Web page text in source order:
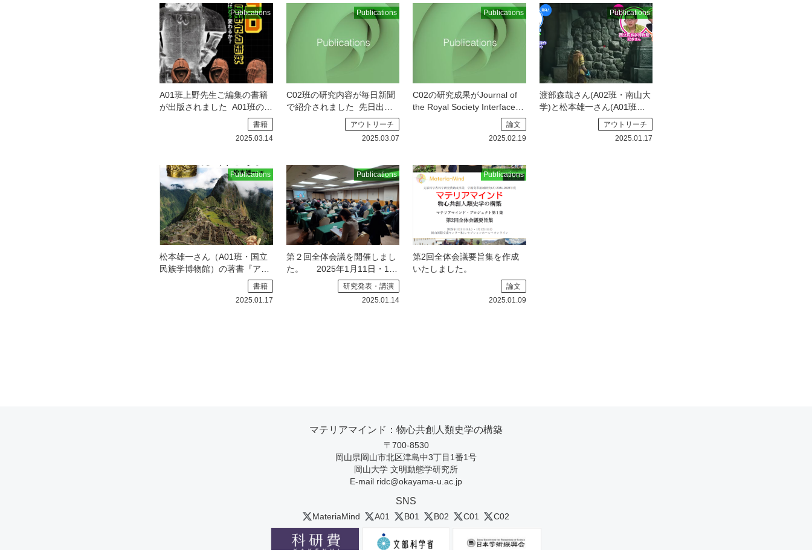
催しました。 詳細は新潟国
際情報大学のウェブサイトを
ご覧ください。
Publications
A01班上野先生ご編集の書籍
が出版されました
A01班の上
野先生が編集され，C02班の
書籍
2025.03.14
Publications
C02班の研究内容が毎日新聞
で紹介されました
先日出版
されたC02の論文について，
毎日新聞で取材していただ
アウトリーチ
2025.03.07
Publications
C02の研究成果がJournal of
the Royal Society Interfaceに
C02班の研
究成果がJournal of the Royal
論文
2025.02.19
Publications
渡部森哉さん(A02班・南山大
学)と松本雄一さん(A01班・
国立民族学博物館)がYoutube
に出演しました。 アンデス
考古学者がゲームの世界で遺
アウトリーチ
2025.01.17
Publications
松本雄一さん（A01班・国立
民族学博物館）の著書『アン
デス文明ガイドブック』が刊
詳細は下
記、新泉社の新刊紹介をご覧
書籍
2025.01.17
Publications
第２回全体会議を開催しまし
た。
2025年1月11日・12
日に、岡山国際交流センター
研究発表・講演
2025.01.14
Publications
第2回全体会議要旨集を作成
いたしました。
論文
2025.01.09
マテリアマインド：物心共創人類史学の構築
〒700-8530
岡山県岡山市北区津島中3丁目1番1号
岡山大学 文明動態学研究所
E-mail ridc@okayama-u.ac.jp
SNS
MateriaMind A01 B01 B02 C01 C02